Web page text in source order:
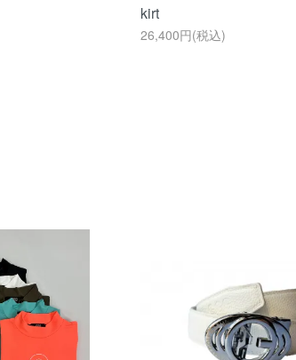
kirt
26,400円(税込)